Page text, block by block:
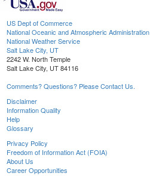
US Dept of Commerce
National Oceanic and Atmospheric Administration
National Weather Service
Salt Lake City, UT
2242 W. North Temple
Salt Lake City, UT 84116
Comments? Questions? Please Contact Us.
Disclaimer
Information Quality
Help
Glossary
Privacy Policy
Freedom of Information Act (FOIA)
About Us
Career Opportunities